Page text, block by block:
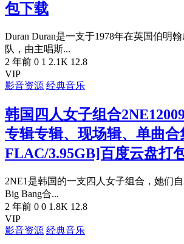
包下载
Duran Duran是一支于1978年在英国伯明
队，由主唱斯...
2 年前 0 1 2.1K 12.8
VIP
影音资源 经典音乐
韩国四人女子组合
专辑专辑、现场辑、单曲合
FLAC/3.95GB]百度云盘打
2NE1是韩国的一支四人女子组合，她们
Big Bang合...
2 年前 0 0 1.8K 12.8
VIP
影音资源 经典音乐